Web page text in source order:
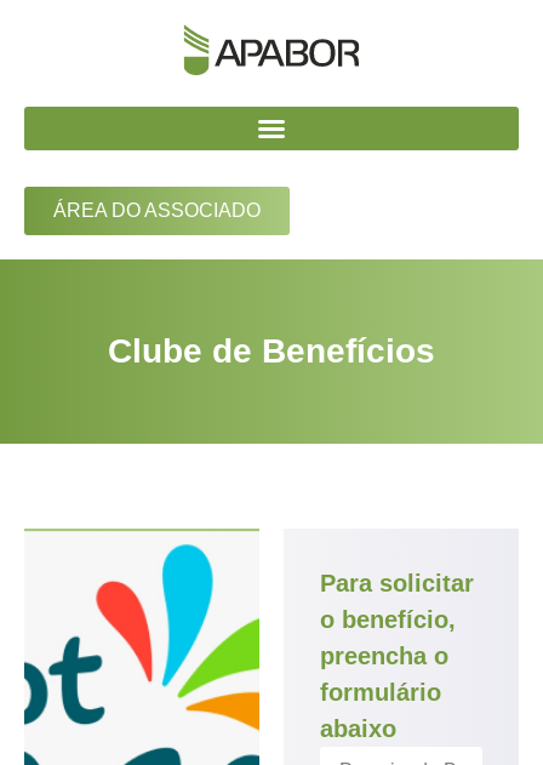
ÁREA DO ASSOCIADO
Clube de Benefícios
Para solicitar
o benefício,
preencha o
formulário
abaixo